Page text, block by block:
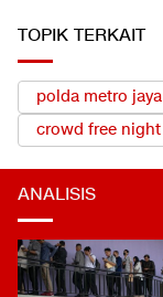
TOPIK TERKAIT
polda metro jaya
crowd free night
ANALISIS